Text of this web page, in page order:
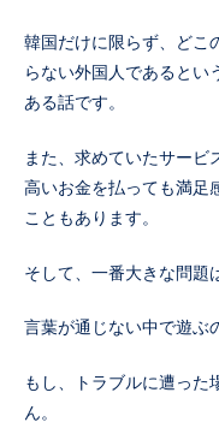
韓国だけに限らず、どこ
らない外国人であるとい
ある話です。
また、求めていたサービ
高いお金を払っても満足
こともあります。
そして、一番大きな問題
言葉が通じない中で遊ぶ
もし、トラブルに遭った
ん。